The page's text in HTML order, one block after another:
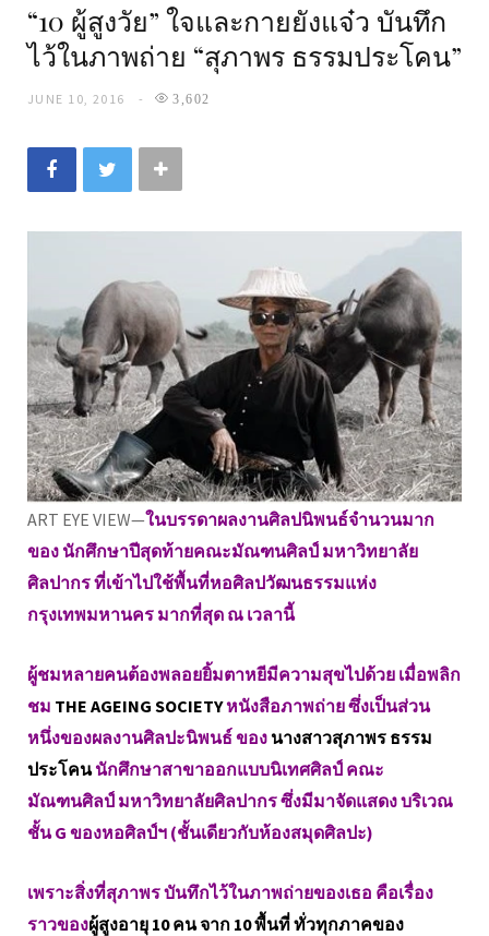
“10 ผู้สูงวัย” ใจและกายยังแจ๋ว บันทึก
ไว้ในภาพถ่าย “สุภาพร ธรรมประโคน”
JUNE 10, 2016 3,602
ART EYE VIEW—ในบรรดาผลงานศิลปนิพนธ์จำนวนมาก
ของ นักศึกษาปีสุดท้ายคณะมัณฑนศิลป์ มหาวิทยาลัย
ศิลปากร ที่เข้าไปใช้พื้นที่หอศิลปวัฒนธรรมแห่ง
กรุงเทพมหานคร มากที่สุด ณ เวลานี้
ผู้ชมหลายคนต้องพลอยยิ้มตาหยีมีความสุขไปด้วย เมื่อพลิก
ชม THE AGEING SOCIETYหนังสือภาพถ่าย ซึ่งเป็นส่วน
หนึ่งของผลงานศิลปะนิพนธ์ ของ นางสาวสุภาพร ธรรม
ประโคนนักศึกษาสาขาออกแบบนิเทศศิลป์ คณะ
มัณฑนศิลป์ มหาวิทยาลัยศิลปากร ซึ่งมีมาจัดแสดง บริเวณ
ชั้น G ของหอศิลป์ฯ (ชั้นเดียวกับห้องสมุดศิลปะ)
เพราะสิ่งที่สุภาพร บันทึกไว้ในภาพถ่ายของเธอ คือเรื่อง
ราวของผู้สูงอายุ 10 คน จาก 10 พื้นที่ ทั่วทุกภาคของ